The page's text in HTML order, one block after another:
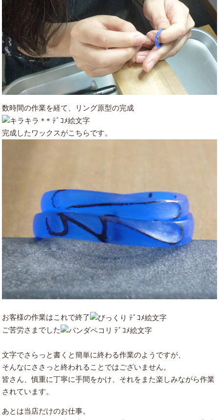
数時間の作業を経て、リング原型の完成
完成したワックスがこちらです。
お客様の作業はこれで終了
ご苦労さまでした
文字でさらっと書くと簡単に終わる作業のようですが、
そんなにささっと終われることではございません。
皆さん、慎重に丁寧に手間をかけ、それをまた楽しみながら作業
されています。
あとは当店だけのお仕事。